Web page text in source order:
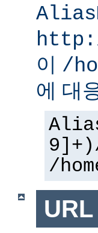
이 /
에 대
/